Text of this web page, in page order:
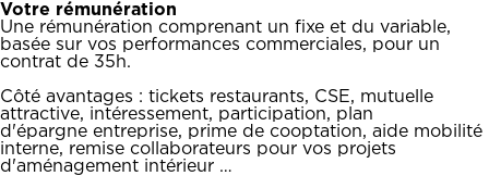
Votre rémunération
Une rémunération comprenant un fixe et du variable,
basée sur vos performances commerciales, pour un
contrat de 35h.
Côté avantages : tickets restaurants, CSE, mutuelle
attractive, intéressement, participation, plan
d'épargne entreprise, prime de cooptation, aide mobilité
interne, remise collaborateurs pour vos projets
d'aménagement intérieur …